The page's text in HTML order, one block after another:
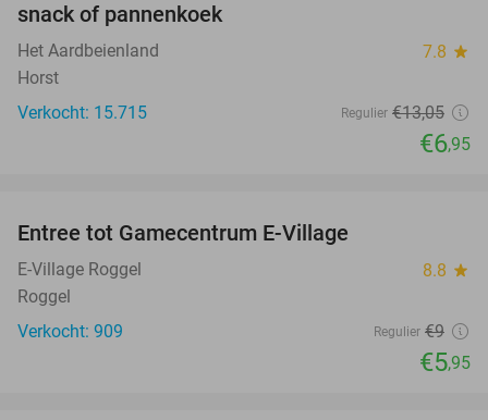
snack of pannenkoek
Het Aardbeienland 7.8 star
Horst
Verkocht: 15.715
Regulier €13,05
€6,95
Entree tot Gamecentrum E-Village
E-Village Roggel 8.8 star
Roggel
Verkocht: 909
Regulier €9
€5,95